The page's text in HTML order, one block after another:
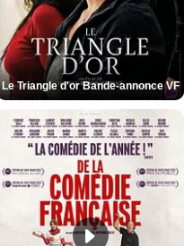
Le Triangle d'or Bande-annonce VF